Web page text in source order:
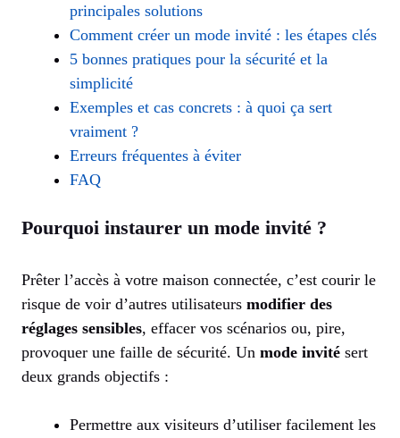
principales solutions
Comment créer un mode invité : les étapes clés
5 bonnes pratiques pour la sécurité et la
simplicité
Exemples et cas concrets : à quoi ça sert
vraiment ?
Erreurs fréquentes à éviter
FAQ
Pourquoi instaurer un mode invité ?
Prêter l’accès à votre maison connectée, c’est courir le
risque de voir d’autres utilisateurs modifier des
réglages sensibles, effacer vos scénarios ou, pire,
provoquer une faille de sécurité. Un mode invité sert
deux grands objectifs :
Permettre aux visiteurs d’utiliser facilement les